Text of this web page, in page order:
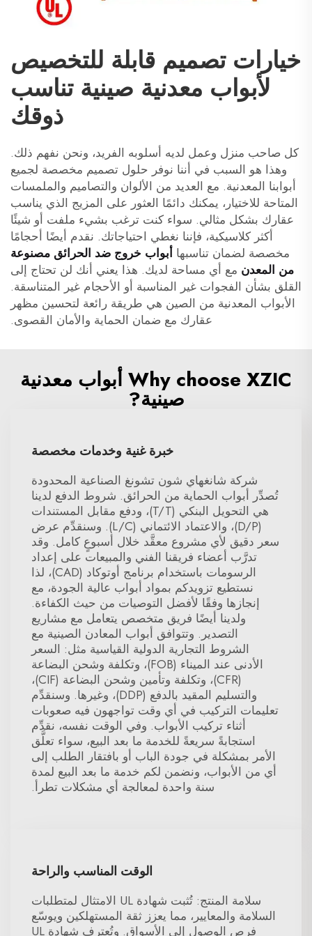
خيارات تصميم قابلة للتخصيص
لأبواب معدنية صينية تناسب
ذوقك
كل صاحب منزل وعمل لديه أسلوبه الفريد، ونحن نفهم ذلك.
وهذا هو السبب في أننا نوفر حلول تصميم مخصصة لجميع
أبوابنا المعدنية. مع العديد من الألوان والتصاميم والملمسات
المتاحة للاختيار، يمكنك دائمًا العثور على المزيج الذي يناسب
عقارك بشكل مثالي. سواء كنت ترغب بشيء ملفت أو شيئًا
أكثر كلاسيكية، فإننا نغطي احتياجاتك. نقدم أيضًا أحجامًا
مخصصة لضمان تناسبها أبواب خروج ضد الحرائق مصنوعة
من المعدن مع أي مساحة لديك. هذا يعني أنك لن تحتاج إلى
القلق بشأن الفجوات غير المناسبة أو الأحجام غير المتناسقة.
الأبواب المعدنية من الصين هي طريقة رائعة لتحسين مظهر
عقارك مع ضمان الحماية والأمان القصوى.
Why choose XZIC أبواب معدنية
صينية?
خبرة غنية وخدمات مخصصة
شركة شانغهاي شون تشونغ الصناعية المحدودة
تُصدِّر أبواب الحماية من الحرائق. شروط الدفع لدينا
هي التحويل البنكي (T/T)، ودفع مقابل المستندات
(D/P)، والاعتماد الائتماني (L/C). وسنقدِّم عرض
سعر دقيق لأي مشروع معقَّد خلال أسبوعٍ كامل. وقد
تدرَّب أعضاء فريقنا الفني والمبيعات على إعداد
الرسومات باستخدام برنامج أوتوكاد (CAD)، لذا
نستطيع تزويدكم بمواد أبواب عالية الجودة، مع
إنجازها وفقًا لأفضل التوصيات من حيث الكفاءة.
ولدينا أيضًا فريق متخصص يتعامل مع مشاريع
التصدير. وتتوافق أبواب المعادن الصينية مع
الشروط التجارية الدولية القياسية مثل: السعر
الأدنى عند الميناء (FOB)، وتكلفة وشحن البضاعة
(CFR)، وتكلفة وتأمين وشحن البضاعة (CIF)،
والتسليم المقيد بالدفع (DDP)، وغيرها. وسنقدِّم
تعليمات التركيب في أي وقت تواجهون فيه صعوبات
أثناء تركيب الأبواب. وفي الوقت نفسه، نقدِّم
استجابةً سريعةً للخدمة ما بعد البيع، سواء تعلَّق
الأمر بمشكلة في جودة الباب أو بافتقار الطلب إلى
أي من الأبواب، ونضمن لكم خدمة ما بعد البيع لمدة
سنة واحدة لمعالجة أي مشكلات تطرأ.
الوقت المناسب والراحة
سلامة المنتج: تُثبت شهادة UL الامتثال لمتطلبات
السلامة والمعايير، مما يعزز ثقة المستهلكين ويوسّع
فرص الوصول إلى الأسواق. وتُعترف شهادة UL